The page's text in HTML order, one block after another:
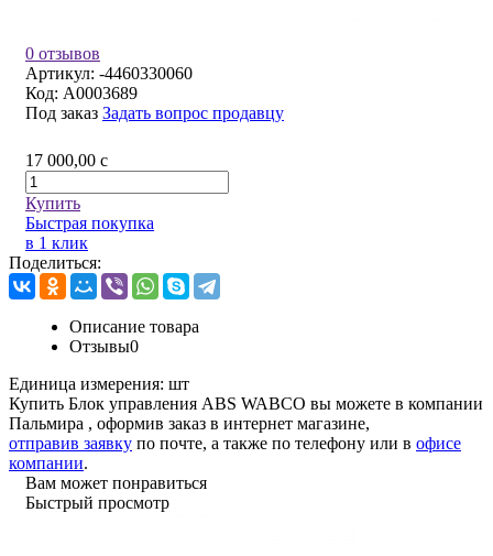
0 отзывов
Артикул: -4460330060
Код: A0003689
Под заказ Задать вопрос продавцу
17 000,00 c
Купить
Быстрая покупка
в 1 клик
Поделиться:
Описание товара
Отзывы0
Единица измерения: шт
Купить Блок управления АBS WABCO вы можете в компании
Пальмира , оформив заказ в интернет магазине,
отправив заявку по почте, а также по телефону или в офисе
компании.
Вам может понравиться
Быстрый просмотр